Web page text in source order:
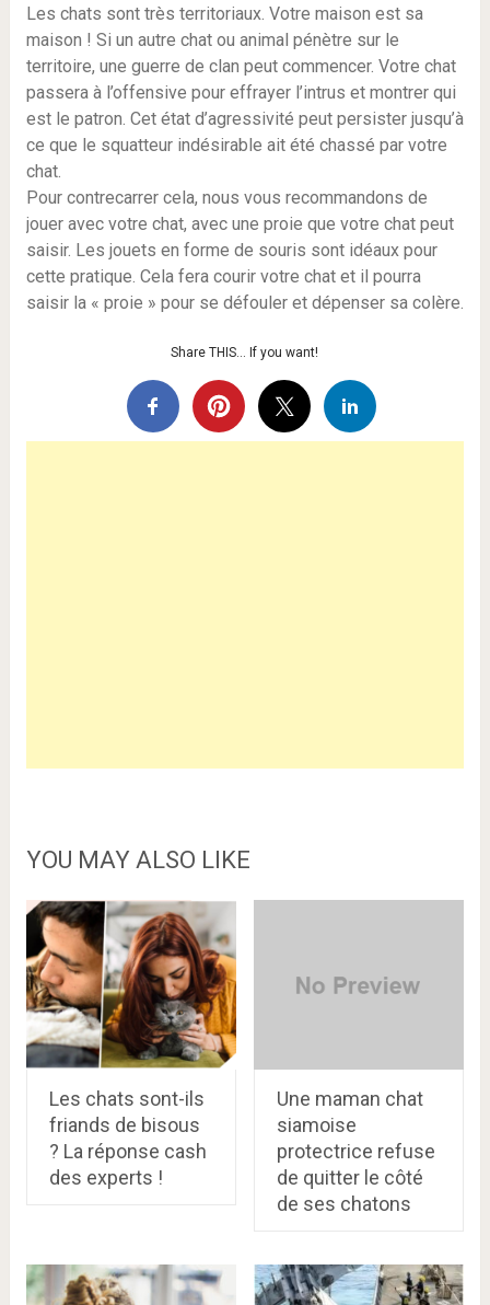
Les chats sont très territoriaux. Votre maison est sa
maison ! Si un autre chat ou animal pénètre sur le
territoire, une guerre de clan peut commencer. Votre chat
passera à l’offensive pour effrayer l’intrus et montrer qui
est le patron. Cet état d’agressivité peut persister jusqu’à
ce que le squatteur indésirable ait été chassé par votre
chat.
Pour contrecarrer cela, nous vous recommandons de
jouer avec votre chat, avec une proie que votre chat peut
saisir. Les jouets en forme de souris sont idéaux pour
cette pratique. Cela fera courir votre chat et il pourra
saisir la « proie » pour se défouler et dépenser sa colère.
Share THIS… If you want!
YOU MAY ALSO LIKE
Les chats sont-ils
friands de bisous
? La réponse cash
des experts !
Une maman chat
siamoise
protectrice refuse
de quitter le côté
de ses chatons